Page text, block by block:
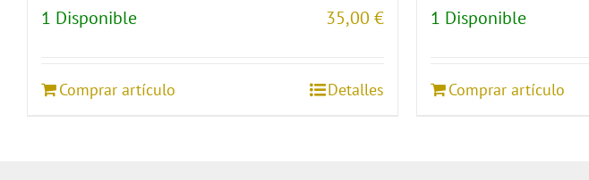
1 Disponible 35,00 €
Comprar artículo Detalles
1 Disponible
Comprar artículo